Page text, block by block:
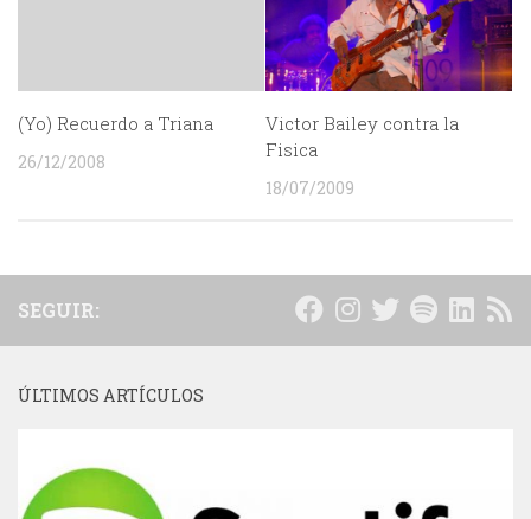
(Yo) Recuerdo a Triana
26/12/2008
Victor Bailey contra la
Fisica
18/07/2009
SEGUIR:
ÚLTIMOS ARTÍCULOS